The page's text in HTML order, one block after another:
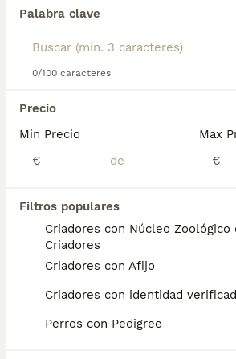
Palabra clave
0/100 caracteres
Precio
Min Precio
€
Max
€
Filtros populares
Criadores con Núcleo
Criadores
Criadores con Afijo
Criadores con identidad
Perros con Pedigree
para obtener información sobre esta
Encontramos 0 Chow
adopcion en
Guardar
Preguntas frecuentes
¿Cuánto cuesta un
de Chow Chow?
Chow en España es de